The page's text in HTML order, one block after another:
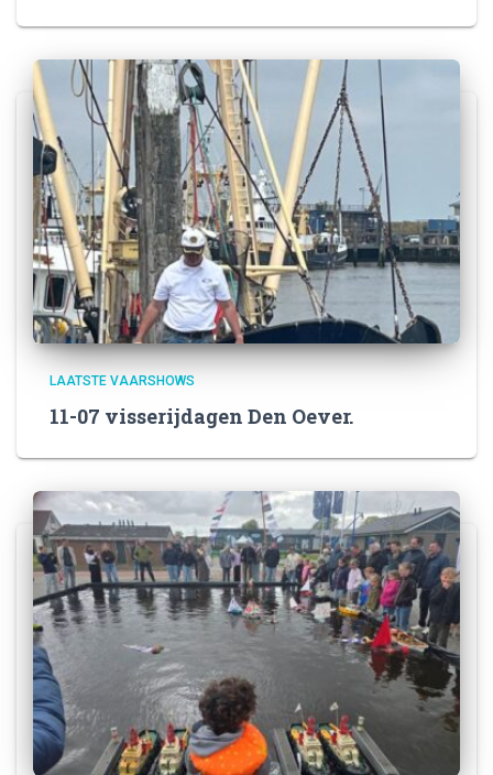
LAATSTE VAARSHOWS
11-07 visserijdagen Den Oever.